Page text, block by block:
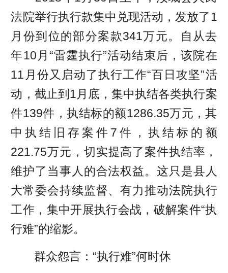
法院举行执行款集中兑现活动，发放了1
月份到位的部分案款341万元。自从去
年10月“雷霆执行”活动结束后，该院在
11月份又启动了执行工作“百日攻坚”活
动，截止到1月底，集中执结各类执行案
件139件，执结标的额1286.35万元，其
中执结旧存案件7件，执结标的额
221.75万元，切实提高了案件执结率，
维护了当事人的合法权益。这只是县人
大常委会持续监督、有力推动法院执行
工作，集中开展执行会战，破解案件“执
行难”的缩影。
群众怨言：“执行难”何时休